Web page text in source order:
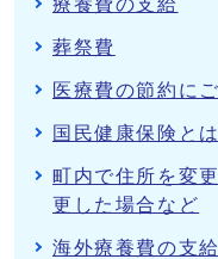
葬祭費
医療費の節約に
国民健康保険とは
町内で住所を変
更した場合など
海外療養費の支